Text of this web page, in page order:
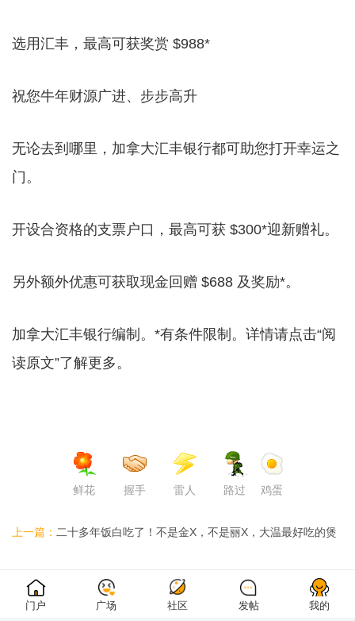
选用汇丰，最高可获奖赏 $988*
祝您牛年财源广进、步步高升
无论去到哪里，加拿大汇丰银行都可助您打开幸运之
门。
开设合资格的支票户口，最高可获 $300*迎新赠礼。
另外额外优惠可获取现金回赠 $688 及奖励*。
加拿大汇丰银行编制。*有条件限制。详情请点击“阅
读原文”了解更多。
鲜花 握手 雷人 路过 鸡蛋
上一篇： 二十多年饭白吃了！不是金X，不是丽X，大温最好吃的煲
门户 广场 社区 发帖 我的